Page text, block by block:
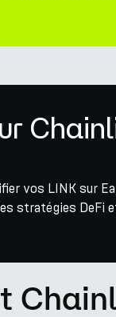
vos LINK sur
stratégies DeFi